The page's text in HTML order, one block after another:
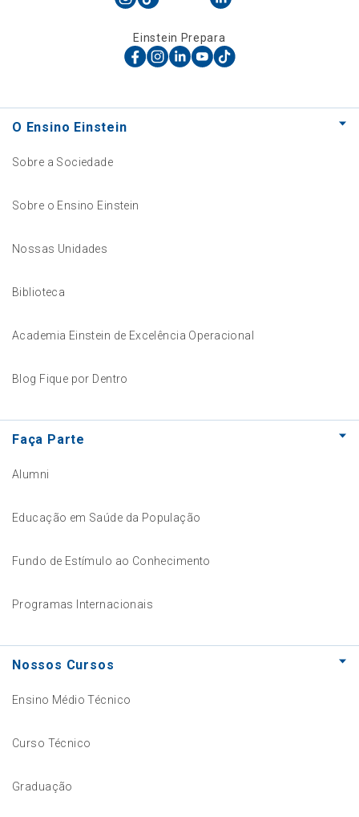
Einstein Prepara
O Ensino Einstein
Sobre a Sociedade
Sobre o Ensino Einstein
Nossas Unidades
Biblioteca
Academia Einstein de Excelência Operacional
Blog Fique por Dentro
Faça Parte
Alumni
Educação em Saúde da População
Fundo de Estímulo ao Conhecimento
Programas Internacionais
Nossos Cursos
Ensino Médio Técnico
Curso Técnico
Graduação